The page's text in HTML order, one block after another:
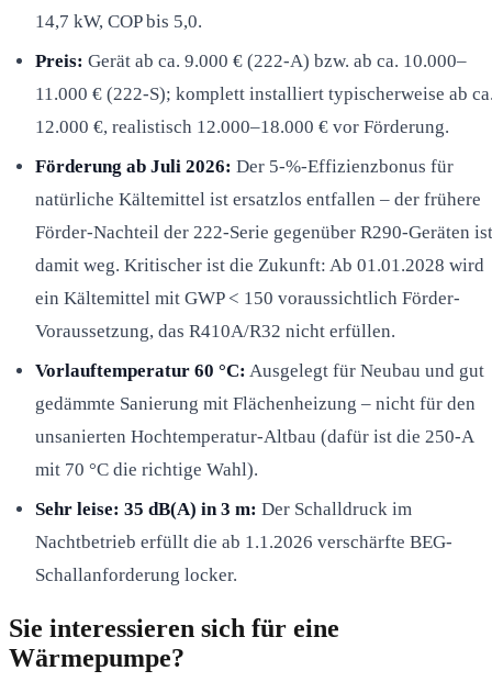
14,7 kW, COP bis 5,0.
Preis: Gerät ab ca. 9.000 € (222-A) bzw. ab ca. 10.000–
11.000 € (222-S); komplett installiert typischerweise ab
12.000 €, realistisch 12.000–18.000 € vor Förderung.
Förderung ab Juli 2026: Der 5-%-Effizienzbonus für
natürliche Kältemittel ist ersatzlos entfallen – der frühere
Förder-Nachteil der 222-Serie gegenüber R290-Geräten ist
damit weg. Kritischer ist die Zukunft: Ab 01.01.2028 wird
ein Kältemittel mit GWP < 150 voraussichtlich Förder-
Voraussetzung, das R410A/R32 nicht erfüllen.
Vorlauftemperatur 60 °C: Ausgelegt für Neubau und gut
gedämmte Sanierung mit Flächenheizung – nicht für den
unsanierten Hochtemperatur-Altbau (dafür ist die 250-A
mit 70 °C die richtige Wahl).
Sehr leise: 35 dB(A) in 3 m: Der Schalldruck im
Nachtbetrieb erfüllt die ab 1.1.2026 verschärfte BEG-
Schallanforderung locker.
Sie interessieren sich für eine
Wärmepumpe?